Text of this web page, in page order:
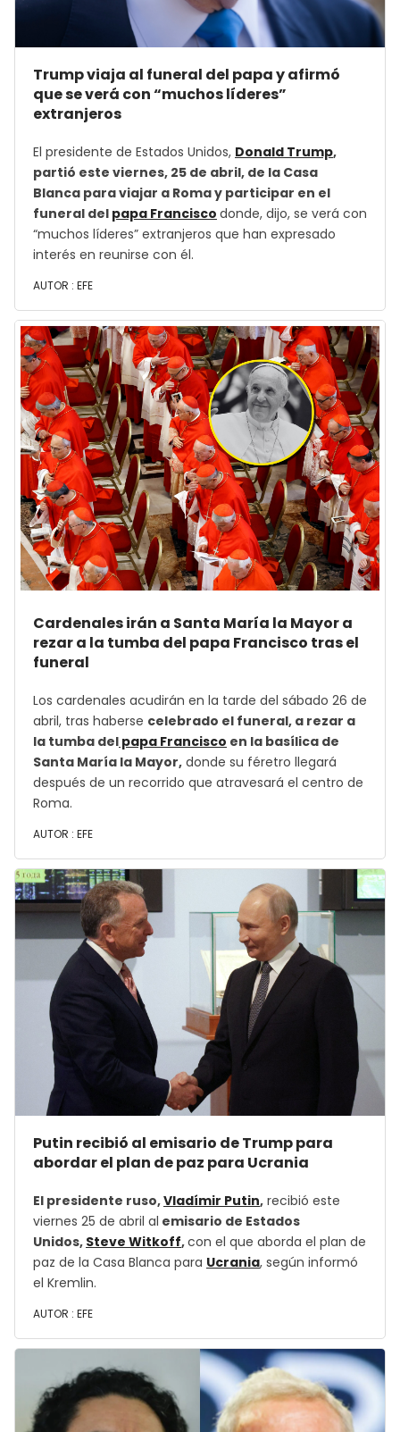
Trump viaja al funeral del papa y afirmó
que se verá con “muchos líderes”
extranjeros
El presidente de Estados Unidos, Donald Trump,
partió este viernes, 25 de abril, de la Casa
Blanca para viajar a Roma y participar en el
funeral del papa Francisco donde, dijo, se verá con
“muchos líderes” extranjeros que han expresado
interés en reunirse con él.
AUTOR : EFE
Cardenales irán a Santa María la Mayor a
rezar a la tumba del papa Francisco tras el
funeral
Los cardenales acudirán en la tarde del sábado 26 de
abril, tras haberse celebrado el funeral, a rezar a
la tumba del papa Francisco en la basílica de
Santa María la Mayor, donde su féretro llegará
después de un recorrido que atravesará el centro de
Roma.
AUTOR : EFE
Putin recibió al emisario de Trump para
abordar el plan de paz para Ucrania
El presidente ruso,Vladímir Putin, recibió este
viernes 25 de abril al emisario de Estados
Unidos, Steve Witkoff,con el que aborda el plan de
paz de la Casa Blanca para Ucrania, según informó
el Kremlin.
AUTOR : EFE